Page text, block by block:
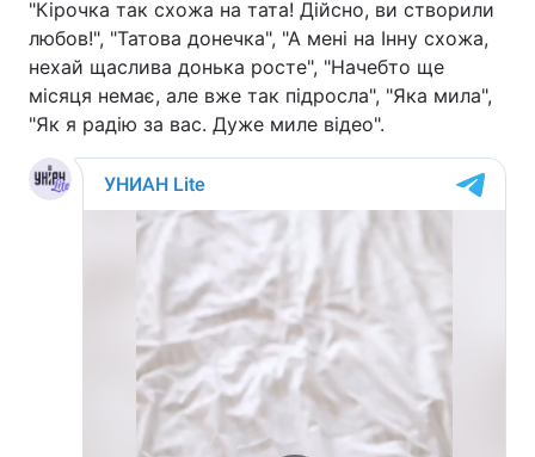
"Кірочка так схожа на тата! Дійсно, ви створили
любов!", "Татова донечка", "А мені на Інну схожа,
нехай щаслива донька росте", "Начебто ще
місяця немає, але вже так підросла", "Яка мила",
"Як я радію за вас. Дуже миле відео".